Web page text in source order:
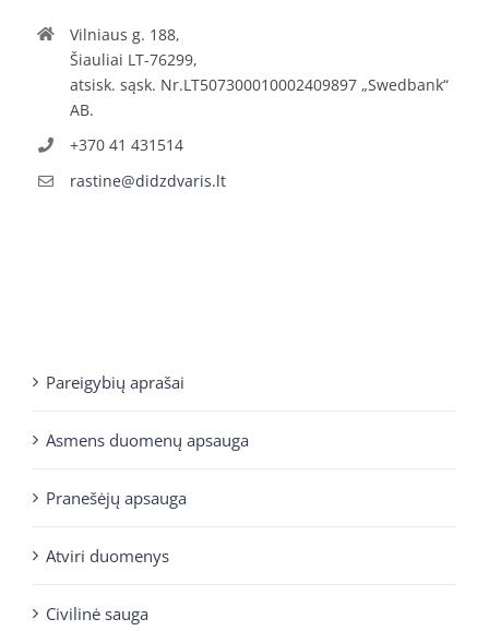
Vilniaus g. 188,
Šiauliai LT-76299,
atsisk. sąsk. Nr.LT507300010002409897 „Swedbank“
AB.
+370 41 431514
rastine@didzdvaris.lt
Pareigybių aprašai
Asmens duomenų apsauga
Pranešėjų apsauga
Atviri duomenys
Civilinė sauga